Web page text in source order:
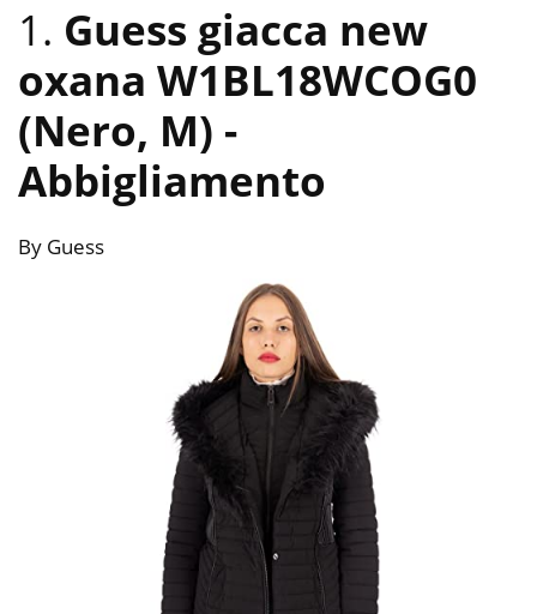
1. Guess giacca new
oxana W1BL18WCOG0
(Nero, M) -
Abbigliamento
By Guess